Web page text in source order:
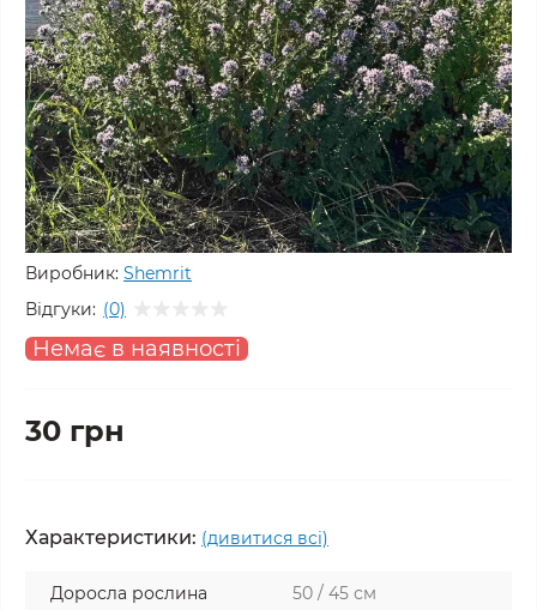
Виробник: Shemrit
Відгуки: (0)
Немає в наявності
30 грн
Характеристики: (дивитися всі)
Доросла рослина
50 / 45 см